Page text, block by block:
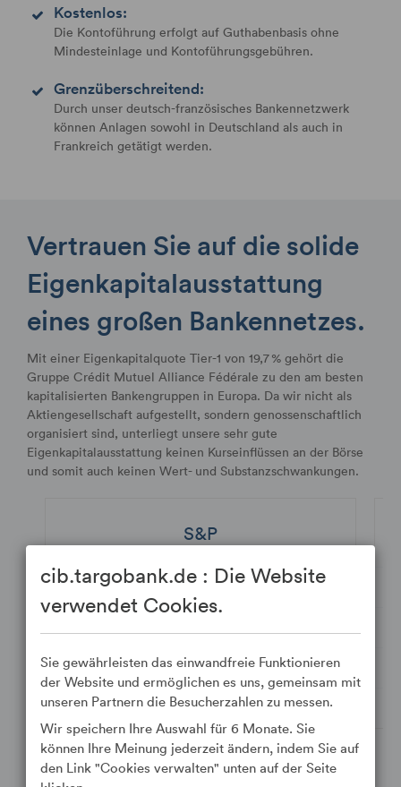
Kostenlos:
Die Kontoführung erfolgt auf Guthabenbasis ohne
Mindesteinlage und Kontoführungsgebühren.
Grenzüberschreitend:
Durch unser deutsch-französisches Bankennetzwerk
können Anlagen sowohl in Deutschland als auch in
Frankreich getätigt werden.
Vertrauen Sie auf die solide
Eigenkapitalausstattung
eines großen Bankennetzes.
Mit einer Eigenkapitalquote Tier-1 von 19,7 % gehört die
Gruppe Crédit Mutuel Alliance Fédérale zu den am besten
kapitalisierten Bankengruppen in Europa. Da wir nicht als
Aktiengesellschaft aufgestellt, sondern genossenschaftlich
organisiert sind, unterliegt unsere sehr gute
Eigenkapitalausstattung keinen Kurseinflüssen an der Börse
und somit auch keinen Wert- und Substanzschwankungen.
S&P
Langfristig A+
Ausblick stabil
Letztes Update 08.12.2025
cib.targobank.de : Die Website
verwendet Cookies.
Sie gewährleisten das einwandfreie Funktionieren
der Website und ermöglichen es uns, gemeinsam mit
unseren Partnern die Besucherzahlen zu messen.
Wir speichern Ihre Auswahl für 6 Monate. Sie
können Ihre Meinung jederzeit ändern, indem Sie auf
den Link "Cookies verwalten" unten auf der Seite